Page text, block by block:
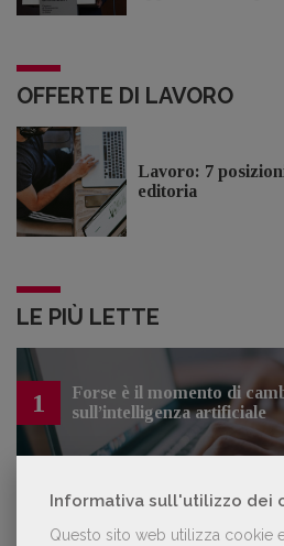
Informativa sull'utilizzo dei
Questo sito web utilizza cookie
OFFERTE DI LAVORO
Lavoro: 7
editoria
LE PIÙ LETTE
1
Forse è il momento di
sull’intelligenza artificiale
sospetto utilizzo dell’IA